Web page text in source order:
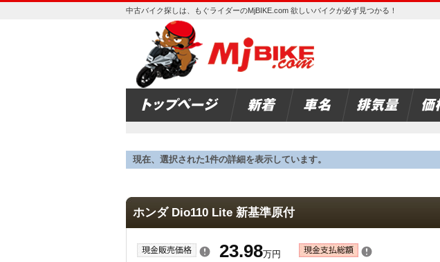
中古バイク探しは、もぐライダーのMjBIKE.com 欲しいバイクが必ず見つかる！
現在、選択された1件の詳細を表示しています。
ホンダ Dio110 Lite 新基準原付
23.98万円